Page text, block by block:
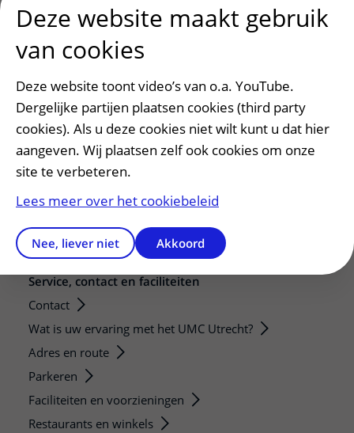
Research
Research groups
Researchers
Research technologies
Verwijzers
Mijn patiënt verwijzen
Teleconsult aanvragen
Zorgverlenersportaal
Service, contact en faciliteiten
Contact
Wat is uw ervaring met het UMC Utrecht?
Adres en route
Parkeren
Faciliteiten en voorzieningen
Restaurants en winkels
Deze website maakt gebruik
van cookies
Deze website toont video’s van o.a. YouTube.
Dergelijke partijen plaatsen cookies (third party
cookies). Als u deze cookies niet wilt kunt u dat hier
aangeven. Wij plaatsen zelf ook cookies om onze
site te verbeteren.
Lees meer over het cookiebeleid
Nee, liever niet Akkoord